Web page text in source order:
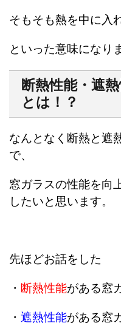
そもそも熱を中に入
といった意味になり
断熱性能・遮
とは！？
なんとなく断熱と遮
で、
窓ガラスの性能を向
したいと思います。
先ほどお話をした
・ 断熱性能がある窓
・ 遮熱性能がある窓